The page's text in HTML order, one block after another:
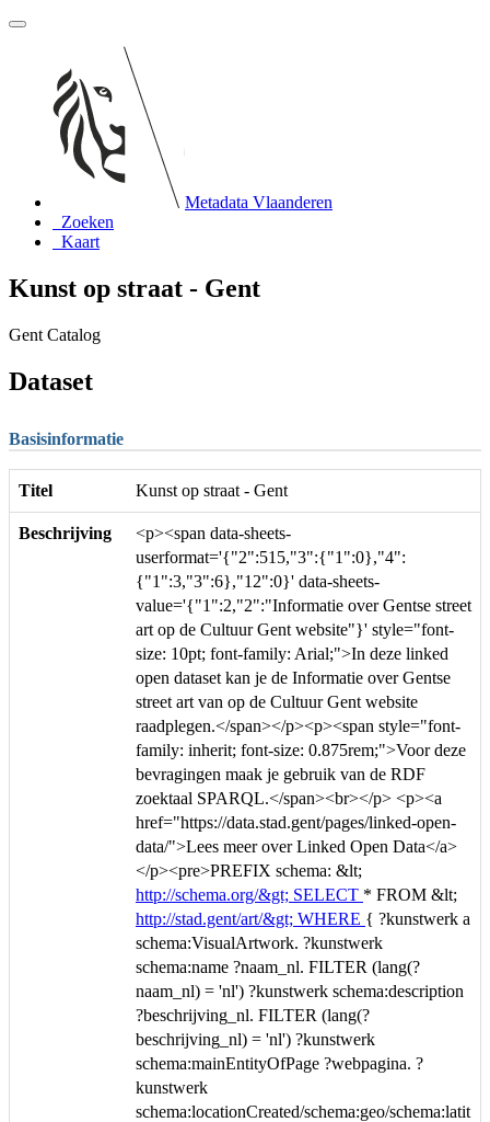
Metadata Vlaanderen
Zoeken
Kaart
Kunst op straat - Gent
Gent Catalog
Dataset
Basisinformatie
Titel Kunst op straat - Gent
Beschrijving
<p><span data-sheets-
userformat='{"2":515,"3":{"1":0},"4":
{"1":3,"3":6},"12":0}' data-sheets-
value='{"1":2,"2":"Informatie over Gentse street
art op de Cultuur Gent website"}' style="font-
size: 10pt; font-family: Arial;">In deze linked
open dataset kan je de Informatie over Gentse
street art van op de Cultuur Gent website
raadplegen.</span></p><p><span style="font-
family: inherit; font-size: 0.875rem;">Voor deze
bevragingen maak je gebruik van de RDF
zoektaal SPARQL.</span><br></p> <p><a
href="https://data.stad.gent/pages/linked-open-
data/">Lees meer over Linked Open Data</a>
</p><pre>PREFIX schema: &lt;
http://schema.org/&gt; SELECT * FROM &lt;
http://stad.gent/art/&gt; WHERE { ?kunstwerk a
schema:VisualArtwork. ?kunstwerk
schema:name ?naam_nl. FILTER (lang(?
naam_nl) = 'nl') ?kunstwerk schema:description
?beschrijving_nl. FILTER (lang(?
beschrijving_nl) = 'nl') ?kunstwerk
schema:mainEntityOfPage ?webpagina. ?
kunstwerk
schema:locationCreated/schema:geo/schema:latit